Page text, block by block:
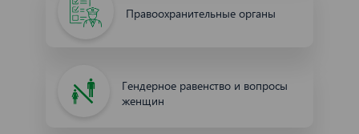
Правоохранительные органы
Гендерное равенство и вопросы
женщин